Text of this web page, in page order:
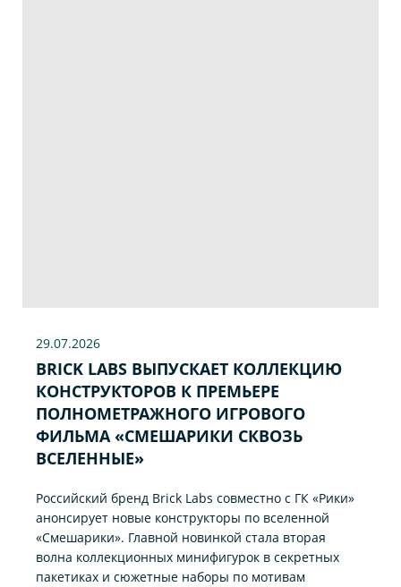
29.07.2026
BRICK LABS ВЫПУСКАЕТ КОЛЛЕКЦИЮ
КОНСТРУКТОРОВ К ПРЕМЬЕРЕ
ПОЛНОМЕТРАЖНОГО ИГРОВОГО
ФИЛЬМА «CМЕШАРИКИ СКВОЗЬ
ВСЕЛЕННЫЕ»
Российский бренд Brick Labs совместно с ГК «Рики»
анонсирует новые конструкторы по вселенной
«Смешарики». Главной новинкой стала вторая
волна коллекционных минифигурок в секретных
пакетиках и сюжетные наборы по мотивам